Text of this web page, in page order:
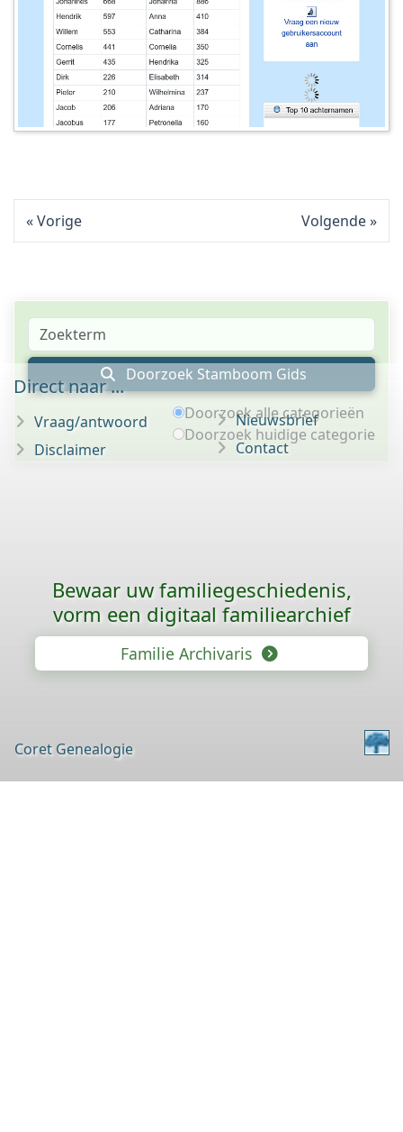
Vorige Volgende
Doorzoek Stamboom Gids
Doorzoek alle categorieën
Doorzoek huidige categorie
Direct naar ...
Vraag/antwoord
Disclaimer
Nieuwsbrief
Contact
Bewaar uw familie­geschiedenis,
vorm een digitaal familiearchief
Familie Archivaris
Coret Genealogie